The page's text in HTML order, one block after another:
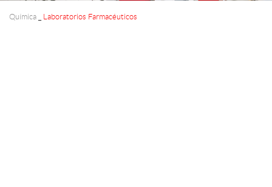
Química Laboratorios Farmacéuticos